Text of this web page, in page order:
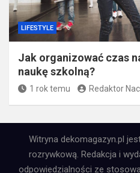
LIFESTYLE
Jak organizować czas
naukę szkolną?
1 rok temu Redaktor
Witryna dekomagazyn.pl
rozrywkową. Redakcja i
odpowiedzialności ze